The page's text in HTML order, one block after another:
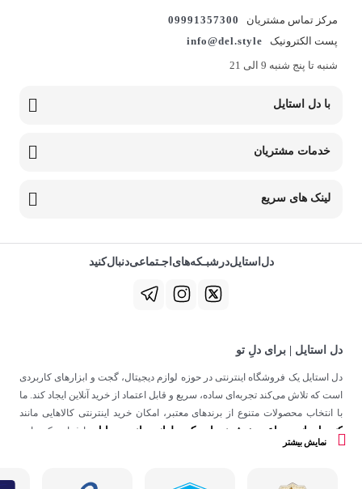
مرکز تماس مشتریان
09991357300
پست الکترونیک
info@del.style
شنبه تا پنج شنبه 9 الی 21
با دل استایل
خدمات مشتریان
لینک های سریع
دل‌استایل‌در‌‌شبـکه‌های‌اجـتماعی‌دنبال‌کنید
دل استایل | برای دلِ تو
دل استایل یک فروشگاه اینترنتی در حوزه لوازم دیجیتال، گجت و ابزارهای کاربردی
است که تلاش می‌کند تجربه‌ای ساده، سریع و قابل اعتماد از خرید آنلاین ایجاد کند. ما
با انتخاب محصولات متنوع از برندهای معتبر، امکان خرید اینترنتی کالاهایی مانند
کنسول بازی ساعت هوشمند اسپیکر ولوازم جانبی موبایل
را فراهم کرده‌ایم.
در دل استایل، تمرکز ما فقط روی فروش نیست؛ هدف ساختن تجربه‌ای است که
نمایش بیشتر